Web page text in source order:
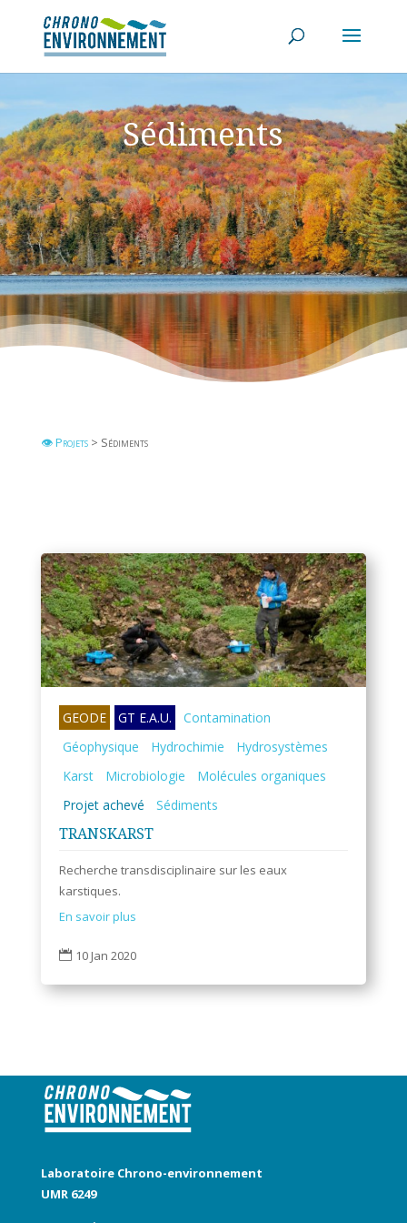
Sédiments
👁 Projets > Sédiments
GEODE GT E.A.U.
Contamination
Géophysique
Hydrochimie
Hydrosystèmes
Karst
Microbiologie
Molécules organiques
Projet achevé
Sédiments
TRANSKARST
Recherche transdisciplinaire sur les eaux
karstiques.
En savoir plus
 10 Jan 2020
Laboratoire Chrono-environnement
UMR 6249